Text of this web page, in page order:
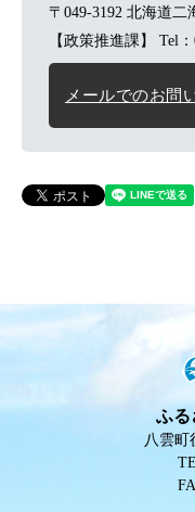
〒049-3192 北海道二
【政策推進課】
Tel
メールでのお問
ふる
八雲